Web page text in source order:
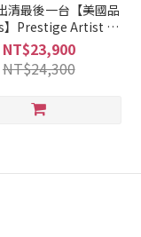
清最後一台【美國品
】Prestige Artist 88
電鋼琴 含全套配備
NT$23,900
NT$24,300